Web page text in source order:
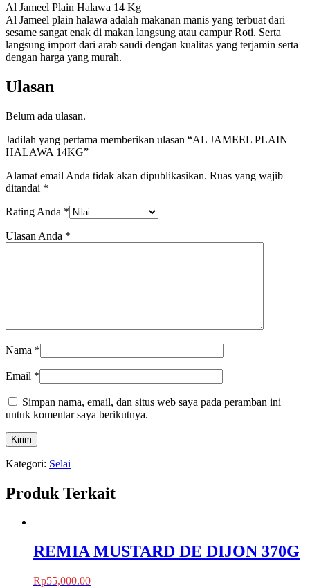
Al Jameel Plain Halawa 14 Kg
Al Jameel plain halawa adalah makanan manis yang terbuat dari
sesame sangat enak di makan langsung atau campur Roti. Serta
langsung import dari arab saudi dengan kualitas yang terjamin serta
dengan harga yang murah.
Ulasan
Belum ada ulasan.
Jadilah yang pertama memberikan ulasan “AL JAMEEL PLAIN
HALAWA 14KG”
Alamat email Anda tidak akan dipublikasikan. Ruas yang wajib
ditandai *
Rating Anda *
Ulasan Anda *
Nama *
Email *
Simpan nama, email, dan situs web saya pada peramban ini
untuk komentar saya berikutnya.
Kategori: Selai
Produk Terkait
REMIA MUSTARD DE DIJON 370G
Rp55,000.00